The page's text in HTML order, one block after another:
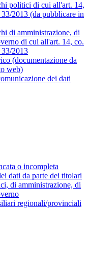
politici di cui all'art. 14,
2013 (da pubblicare in
di amministrazione, di
di cui all'art. 14, co.
2013
(documentazione da
web)
dei dati
o incompleta
dati da parte dei titolari
di amministrazione, di
regionali/provinciali